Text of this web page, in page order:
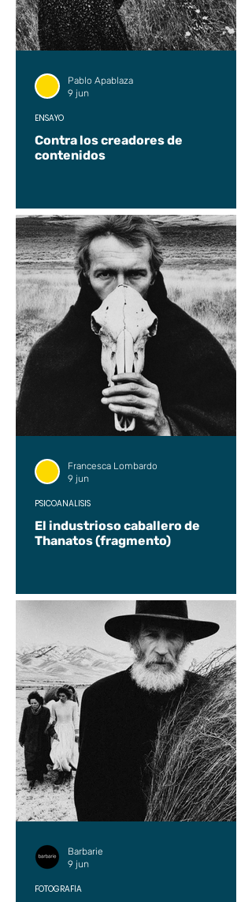
Contra los creadores de
contenidos
ENSAYO
Pablo Apablaza
9 jun
El industrioso caballero de
Thanatos (fragmento)
PSICOANÁLISIS
Francesca Lombardo
9 jun
FOTOGRAFÍA
Barbarie
9 jun